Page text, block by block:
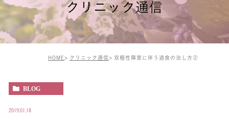
クリニック通信
HOME クリニック通信 双極性障害に伴う過食の治し方②
BLOG
2019.01.18